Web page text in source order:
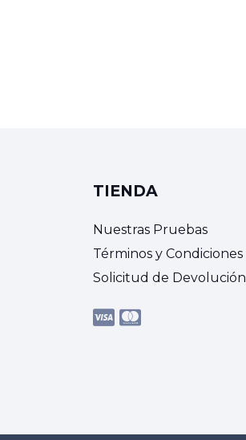
TIENDA
Nuestras Pruebas
Términos y Condiciones
Solicitud de Devolución